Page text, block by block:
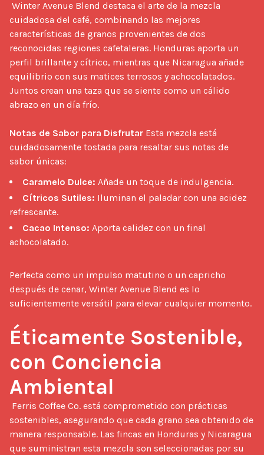
cuidadosa del café, combinando las mejores
características de granos provenientes de dos
reconocidas regiones cafetaleras. Honduras aporta un
perfil brillante y cítrico, mientras que Nicaragua añade
equilibrio con sus matices terrosos y achocolatados.
Juntos crean una taza que se siente como un cálido
abrazo en un día frío.
Notas de Sabor para Disfrutar Esta mezcla está
cuidadosamente tostada para resaltar sus notas de
sabor únicas:
Caramelo Dulce: Añade un toque de indulgencia.
Cítricos Sutiles: Iluminan el paladar con una acidez
refrescante.
Cacao Intenso: Aporta calidez con un final
achocolatado.
Perfecta como un impulso matutino o un capricho
después de cenar, Winter Avenue Blend es lo
suficientemente versátil para elevar cualquier momento.
Éticamente Sostenible,
con Conciencia
Ambiental
sostenibles, asegurando que cada grano sea obtenido de
manera responsable. Las fincas en Honduras y Nicaragua
que suministran esta mezcla son seleccionadas por su